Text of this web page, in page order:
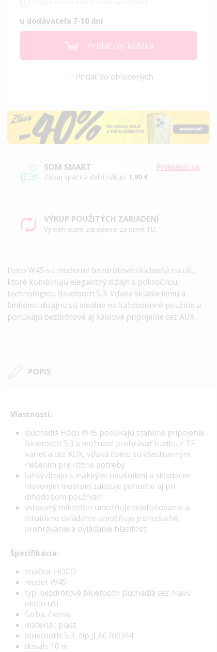
u dodávateľa 7-10 dní
Pridať do košíka
Pridať do obľúbených
Prihlásiť sa
SOM SMART
Získaj späť na ďalší nákup: 1,90 €
VÝKUP POUŽITÝCH ZARIADENÍ
Vymeň staré zariadenie za nové TU.
Hoco W45 sú moderné bezdrôtové slúchadlá na uši,
ktoré kombinujú elegantný dizajn s pokročilou
technológiou Bluetooth 5.3. Vďaka skladaciemu a
ľahkému dizajnu sú ideálne na každodenné použitie a
ponúkajú bezdrôtové aj káblové pripojenie cez AUX .
POPIS
Vlastnosti:
slúchadlá Hoco W45 ponúkajú stabilné pripojenie
Bluetooth 5.3 a možnosť prehrávať hudbu z TF
kariet a cez AUX, vďaka čomu sú všestranným
riešením pre rôzne potreby
ľahký dizajn s mäkkými náušníkmi a skladacím
hlavovým mostom zaisťuje pohodlie aj pri
dlhodobom používaní
vstavaný mikrofón umožňuje telefonovanie a
intuitívne ovládanie umožňuje jednoduché
prehrávanie a ovládanie hlasitosti
Špecifikácia:
značka: HOCO
model: W45
typ: bezdrôtové bluetooth slúchadlá cez hlavu
okolo uší
farba: čierna
materiál: plast
bluetooth: 5.3, čip JLAC7003F4
dosah: 10 m